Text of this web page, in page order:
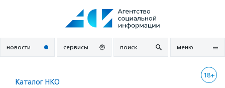
новости сервисы поиск меню
18+
Каталог НКО